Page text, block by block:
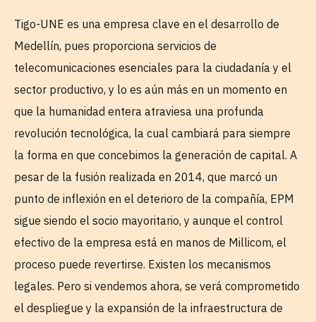
Tigo-UNE es una empresa clave en el desarrollo de
Medellín, pues proporciona servicios de
telecomunicaciones esenciales para la ciudadanía y el
sector productivo, y lo es aún más en un momento en
que la humanidad entera atraviesa una profunda
revolución tecnológica, la cual cambiará para siempre
la forma en que concebimos la generación de capital. A
pesar de la fusión realizada en 2014, que marcó un
punto de inflexión en el deterioro de la compañía, EPM
sigue siendo el socio mayoritario, y aunque el control
efectivo de la empresa está en manos de Millicom, el
proceso puede revertirse. Existen los mecanismos
legales. Pero si vendemos ahora, se verá comprometido
el despliegue y la expansión de la infraestructura de